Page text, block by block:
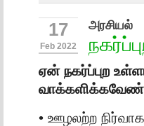
17
Feb 2022
அரசியல்
ஏன் நகர்ப்புற
• ஊழலற்ற